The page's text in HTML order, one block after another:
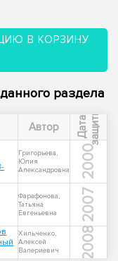
В КОРЗИНУ
раздела
Автор Д
а
т
а
з
а
щ
и
т ы
Григорьева,
Юлия
Александровна
2000
Фарафонова,
Татьяна
Евгеньевна
2007
Хильченко,
Алексей
Валериевич
2008